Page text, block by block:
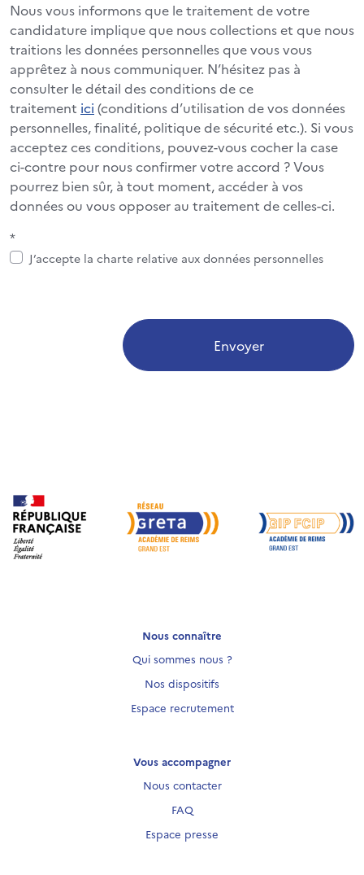
Nous vous informons que le traitement de votre
candidature implique que nous collections et que nous
traitions les données personnelles que vous vous
apprêtez à nous communiquer. N’hésitez pas à
consulter le détail des conditions de ce
traitement ici (conditions d’utilisation de vos données
personnelles, finalité, politique de sécurité etc.). Si vous
acceptez ces conditions, pouvez-vous cocher la case
ci-contre pour nous confirmer votre accord ? Vous
pourrez bien sûr, à tout moment, accéder à vos
données ou vous opposer au traitement de celles-ci.
*
J’accepte la charte relative aux données personnelles
Envoyer
Nous connaître
Qui sommes nous ?
Nos dispositifs
Espace recrutement
Vous accompagner
Nous contacter
FAQ
Espace presse